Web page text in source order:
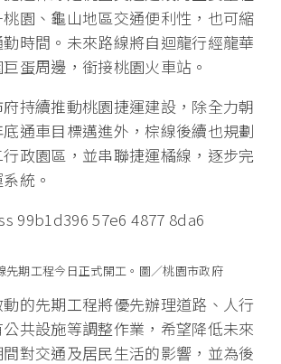
園、龜山地區交通便利性，也可縮
時間。未來路線將自迴龍行經龍華
蛋周邊，銜接桃園火車站。
持續推動桃園捷運建設，除全力朝
通車目標邁進外，棕線後續也規劃
政園區，並串聯捷運橘線，逐步完
統。
先期工程今日正式開工。圖／桃園市政府
的先期工程將優先辦理道路、人行
共設施等調整作業，希望降低未來
對交通及居民生活的影響，並為後